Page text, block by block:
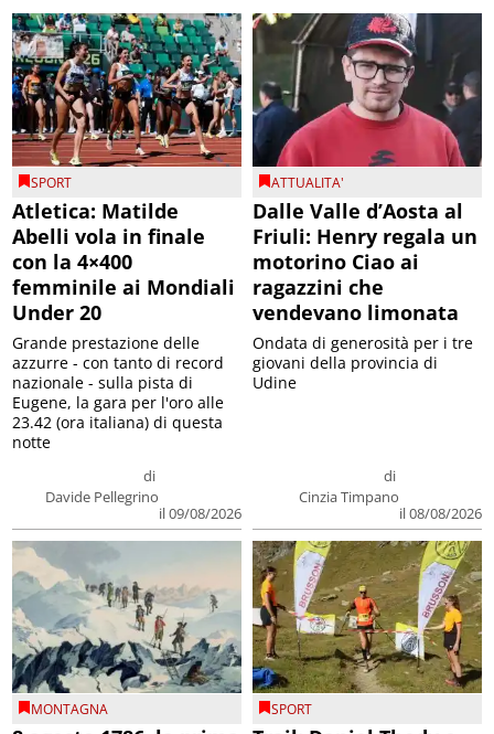
SPORT
Atletica: Matilde
Abelli vola in finale
con la 4×400
femminile ai Mondiali
Under 20
di
Davide Pellegrino
il 09/08/2026
Grande prestazione delle
azzurre - con tanto di record
nazionale - sulla pista di
Eugene, la gara per l'oro alle
23.42 (ora italiana) di questa
notte
ATTUALITA'
Dalle Valle d’Aosta al
Friuli: Henry regala un
motorino Ciao ai
ragazzini che
vendevano limonata
di
Cinzia Timpano
il 08/08/2026
Ondata di generosità per i tre
giovani della provincia di
Udine
MONTAGNA SPORT